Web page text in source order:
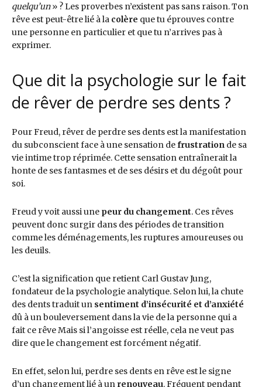
quelqu’un» ? Les proverbes n’existent pas sans raison. Ton
rêve est peut-être lié à la colère que tu éprouves contre
une personne en particulier et que tu n’arrives pas à
exprimer.
Que dit la psychologie sur le fait
de rêver de perdre ses dents ?
Pour Freud, rêver de perdre ses dents est la manifestation
du subconscient face à une sensation defrustration de sa
vie intime trop réprimée. Cette sensation entraînerait la
honte de ses fantasmes et de ses désirs et du dégoût pour
soi.
Freud y voit aussi une peur du changement. Ces rêves
peuvent donc surgir dans des périodes de transition
comme les déménagements, les ruptures amoureuses ou
les deuils.
C’est la signification que retient Carl Gustav Jung,
fondateur de la psychologie analytique. Selon lui, la chute
des dents traduit un sentiment d’insécurité et d’anxiété
dû à un bouleversement dans la vie de la personne qui a
fait ce rêve Mais si l’angoisse est réelle, cela ne veut pas
dire que le changement est forcément négatif.
En effet, selon lui, perdre ses dents en rêve est le signe
d’un changement lié à un renouveau. Fréquent pendant